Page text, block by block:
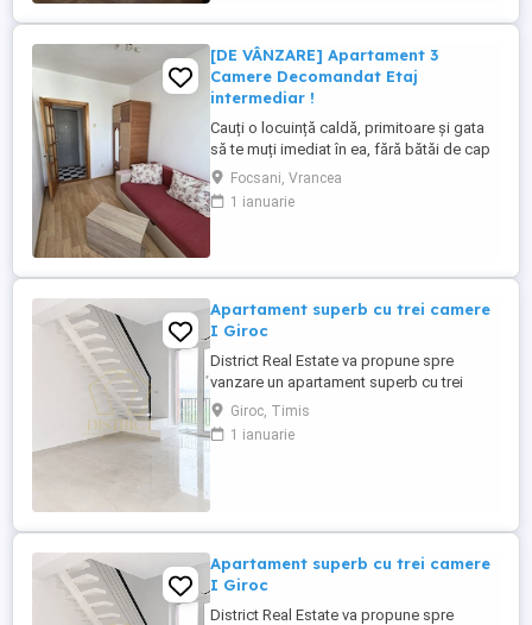
(Zonă ...
[DE VÂNZARE] Apartament 3
Camere Decomandat Etaj
intermediar !
Cauți o locuință caldă, primitoare și gata
să te muți imediat în ea, fără bătăi de cap
cu șantierele? Agenția House Avantaj îți
prezintă o proprietate excelentă în
Focșani, ideală pentru o familie sau ca
foarte accesibilă). De ...
Focsani, Vrancea
1 ianuarie
Apartament superb cu trei camere
I Giroc
District Real Estate va propune spre
vanzare un apartament superb cu trei
camere si finisaje premium situat in Giroc,
avand in proximitate statie de transport in
comun si numeroase centre comerciale
Giroc, Timis
1 ianuarie
Apartament superb cu trei camere
I Giroc
District Real Estate va propune spre